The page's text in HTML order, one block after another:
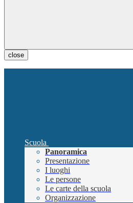
close
Scuola
Panoramica
Presentazione
I luoghi
Le persone
Le carte della scuola
Organizzazione